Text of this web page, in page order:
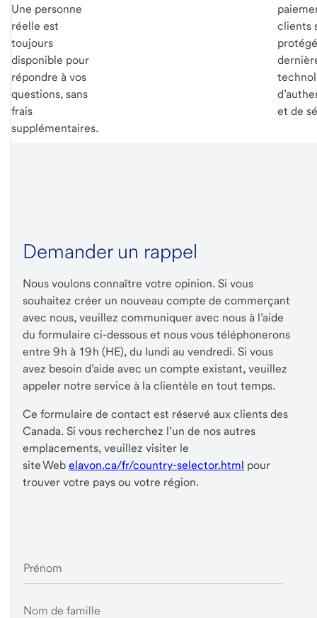
Une personne
réelle est
toujours
disponible pour
répondre à vos
questions, sans
frais
supplémentaires.
clients
et de
Demander un rappel
Nous voulons connaître votre opinion. Si vous
souhaitez créer un nouveau compte de commerçant
avec nous, veuillez communiquer avec nous à l’aide
du formulaire ci-dessous et nous vous téléphonerons
entre 9 h à 19 h (HE), du lundi au vendredi. Si vous
avez besoin d’aide avec un compte existant, veuillez
appeler notre service à la clientèle en tout temps.
Ce formulaire de contact est réservé aux clients des
Canada. Si vous recherchez l’un de nos autres
emplacements, veuillez visiter le
site Web elavon.ca/fr/country-selector.html pour
trouver votre pays ou votre région.
Prénom
Nom de famille